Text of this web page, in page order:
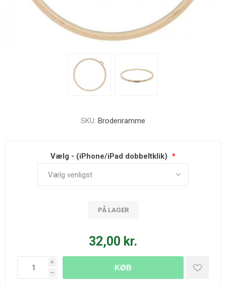
SKU: Broderiramme
Vælg - (iPhone/iPad dobbeltklik) *
PÅ LAGER
32,00 kr.
i
h
KØB